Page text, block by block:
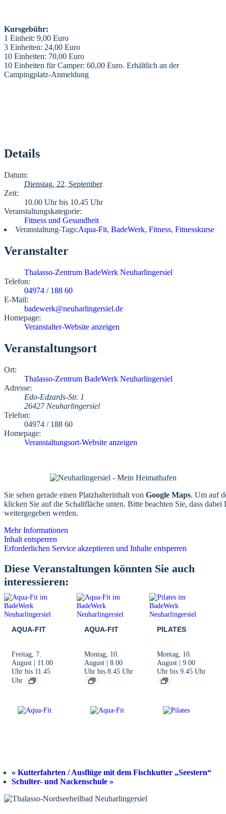
Kursgebühr:
1 Einheit: 9,00 Euro
3 Einheiten: 24,00 Euro
10 Einheiten: 70,00 Euro
10 Einheiten für Camper: 60,00 Euro. Erhältlich an der
Campingplatz-Anmeldung
Details
Datum:
Dienstag, 22. September
Zeit:
10.00 Uhr bis 10.45 Uhr
Veranstaltungskategorie:
Fitness und Gesundheit
Veranstaltung-Tags:Aqua-Fit, BadeWerk, Fitness, Fitnesskurse
Veranstalter
Thalasso-Zentrum BadeWerk Neuharlingersiel
Telefon:
04974 / 188 60
E-Mail:
badewerk@neuharlingersiel.de
Homepage:
Veranstalter-Website anzeigen
Veranstaltungsort
Ort:
Thalasso-Zentrum BadeWerk Neuharlingersiel
Adresse:
Edo-Edzards-Str. 1
26427 Neuharlingersiel
Telefon:
04974 / 188 60
Homepage:
Veranstaltungsort-Website anzeigen
Sie sehen gerade einen Platzhalterinhalt von Google Maps. Um auf
klicken Sie auf die Schaltfläche unten. Bitte beachten Sie, dass dabei
weitergegeben werden.
Mehr Informationen
Inhalt entsperren
Erforderlichen Service akzeptieren und Inhalte entsperren
Diese Veranstaltungen könnten Sie auch
interessieren:
AQUA-FIT
Freitag, 7.
August | 11.00
Uhr bis 11.45
Uhr
AQUA-FIT
Montag, 10.
August | 8.00
Uhr bis8.45 Uhr
PILATES
Montag, 10.
August | 9.00
Uhr bis9.45 Uhr
« Kutterfahrten / Ausflüge mit dem Fischkutter „Seestern“
Schulter- und Nackenschule »